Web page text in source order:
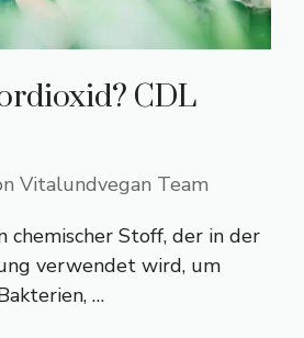
CDL
Vitalundvegan Team
chemischer Stoff, der in der
verwendet wird, um
…